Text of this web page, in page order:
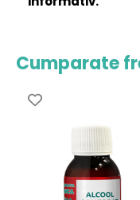
Cumparate